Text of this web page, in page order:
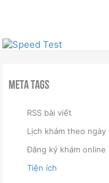
Meta Tags
RSS bài viết
Lịch khám theo ngày
Đăng ký khám online
Tiện ích